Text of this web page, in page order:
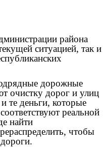
района
ситуацией, так и
дорожные
очистку дорог и улиц
и те деньги, которые
реальной
найти
чтобы